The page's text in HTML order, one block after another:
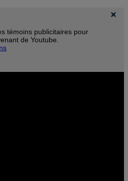
témoins publicitaires pour
de Youtube.